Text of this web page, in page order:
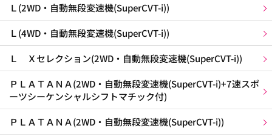
Ｌ(2WD・自動無段変速機(SuperCVT-i))
Ｌ(4WD・自動無段変速機(SuperCVT-i))
Ｌ Ｘセレクション(2WD・自動無段変速機(SuperCVT-i))
ＰＬＡＴＡＮＡ(2WD・自動無段変速機(SuperCVT-i)+7速スポ
ーツシーケンシャルシフトマチック付)
ＰＬＡＴＡＮＡ(2WD・自動無段変速機(SuperCVT-i))